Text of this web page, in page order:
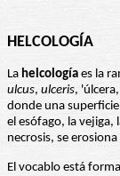
HELCOLOGÍA
La helcología es la
ulcus, ulceris,
donde una
el esófago, la vejiga,
necrosis, se
El vocablo está